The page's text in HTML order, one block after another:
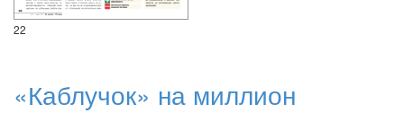
22
«Каблучок» на миллион